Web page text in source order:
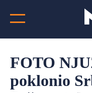
FOTO
poklonio